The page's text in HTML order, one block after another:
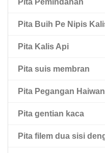
Pita Haiwan
Pita Haiwan
Pita Pemindahan
Pita Buih Pe Nipis
Pita Kalis Api
Pita suis membran
Pita Pegangan
Pita gentian kaca
Pita filem dua sisi